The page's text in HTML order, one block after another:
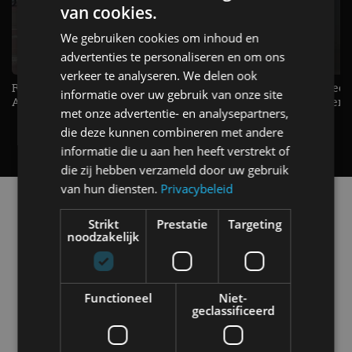
Raad jij onze nieuwe duurtester? -
AutoRAI TV
De Renault Twingo heeft een
opvallende snelheidsmeter! -
AutoRAI TV
Alle automerken
Selecteer een merk voor meer informatie, modellen
en alle nieuwsberichten
Aiways Alfa Romeo
van cookies.
We gebruiken cookies om inhoud en
advertenties te personaliseren en om ons
verkeer te analyseren. We delen ook
informatie over uw gebruik van onze site
met onze advertentie- en analysepartners,
die deze kunnen combineren met andere
informatie die u aan hen heeft verstrekt of
die zij hebben verzameld door uw gebruik
van hun diensten. Privacybeleid
Strikt
noodzakelijk
Prestatie Targeting
Functioneel
Niet-
geclassificeerd